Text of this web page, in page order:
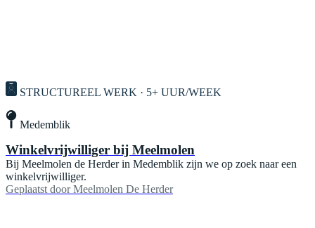
STRUCTUREEL WERK · 5+ UUR/WEEK
Medemblik
Winkelvrijwilliger bij Meelmolen
Bij Meelmolen de Herder in Medemblik zijn we op zoek naar een
winkelvrijwilliger.
Geplaatst door Meelmolen De Herder